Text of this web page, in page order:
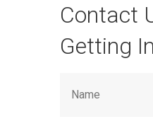
Contact
Getting